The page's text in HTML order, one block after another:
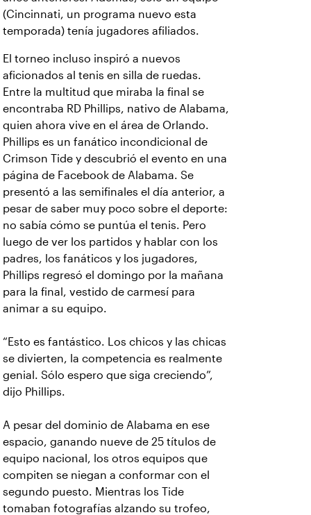
(Cincinnati, un programa nuevo esta
temporada) tenía jugadores afiliados.
El torneo incluso inspiró a nuevos
aficionados al tenis en silla de ruedas.
Entre la multitud que miraba la final se
encontraba RD Phillips, nativo de Alabama,
quien ahora vive en el área de Orlando.
Phillips es un fanático incondicional de
Crimson Tide y descubrió el evento en una
página de Facebook de Alabama. Se
presentó a las semifinales el día anterior, a
pesar de saber muy poco sobre el deporte:
no sabía cómo se puntúa el tenis. Pero
luego de ver los partidos y hablar con los
padres, los fanáticos y los jugadores,
Phillips regresó el domingo por la mañana
para la final, vestido de carmesí para
animar a su equipo.
“Esto es fantástico. Los chicos y las chicas
se divierten, la competencia es realmente
genial. Sólo espero que siga creciendo”,
dijo Phillips.
A pesar del dominio de Alabama en ese
espacio, ganando nueve de 25 títulos de
equipo nacional, los otros equipos que
compiten se niegan a conformar con el
segundo puesto. Mientras los Tide
tomaban fotografías alzando su trofeo,